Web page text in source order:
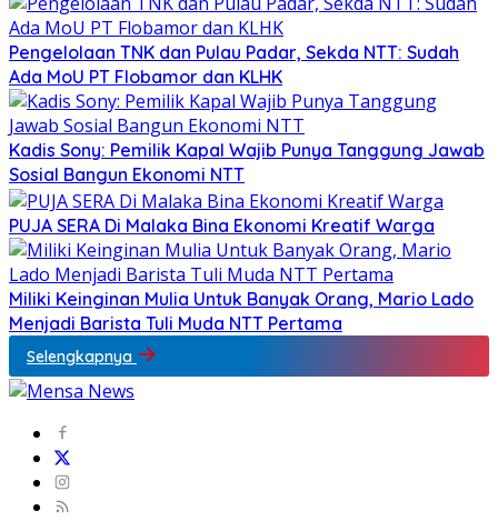
Pengelolaan TNK dan Pulau Padar, Sekda NTT: Sudah
Ada MoU PT Flobamor dan KLHK
Kadis Sony: Pemilik Kapal Wajib Punya Tanggung Jawab
Sosial Bangun Ekonomi NTT
PUJA SERA Di Malaka Bina Ekonomi Kreatif Warga
Miliki Keinginan Mulia Untuk Banyak Orang, Mario Lado
Menjadi Barista Tuli Muda NTT Pertama
Selengkapnya